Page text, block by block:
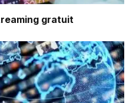
gratuit